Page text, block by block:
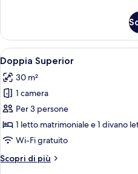
singola
Apri
tutte
le
foto
per
Doppia
Superior
8
Doppia Superior
30 m²
1 camera
Per 3 persone
1 letto matrimoniale e 1 divano
Wi-Fi gratuito
Scopri di più
Altri